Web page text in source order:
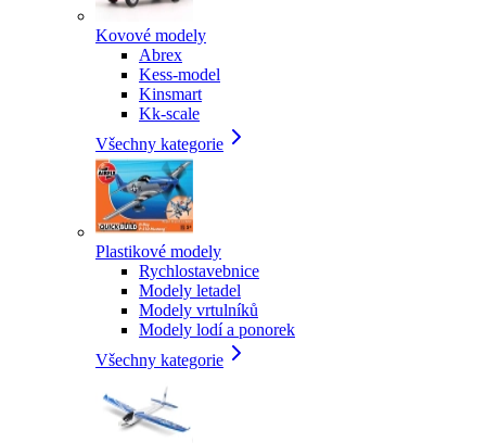
Kovové modely
Abrex
Kess-model
Kinsmart
Kk-scale
Všechny kategorie
Plastikové modely
Rychlostavebnice
Modely letadel
Modely vrtulníků
Modely lodí a ponorek
Všechny kategorie